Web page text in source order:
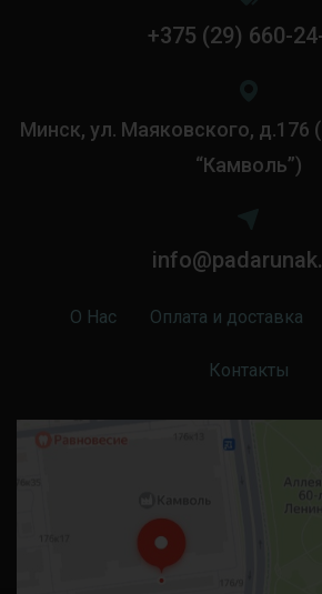
+375 (29) 660-
Минск, ул. Маяковского, д.176
“Камволь”)
О Нас Оплата и доставка
Контакты